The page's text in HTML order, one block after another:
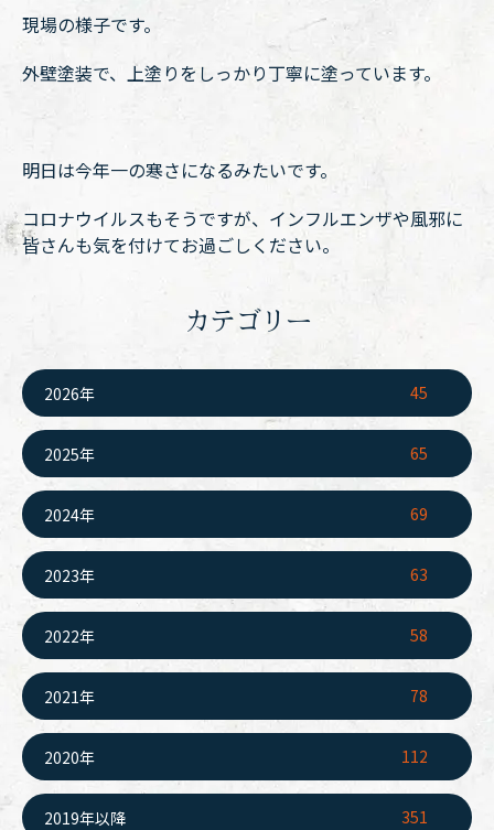
現場の様子です。
外壁塗装で、上塗りをしっかり丁寧に塗っています。
明日は今年一の寒さになるみたいです。
コロナウイルスもそうですが、インフルエンザや風邪に
皆さんも気を付けてお過ごしください。
カテゴリー
2026年 45
2025年 65
2024年 69
2023年 63
2022年 58
2021年 78
2020年 112
2019年以降 351